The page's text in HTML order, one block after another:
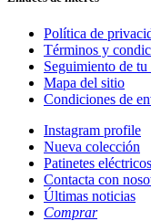
Política de
Términos y
Seguimiento de
Mapa del sitio
Condiciones de
Instagram profile
Nueva colección
Patinetes eléctricos
Contacta con
Últimas noticias
Comprar